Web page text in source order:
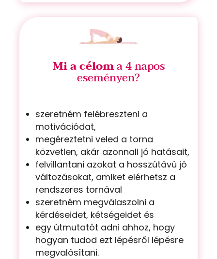
Mi a céloma 4 napos
eseményen?
szeretném felébreszteni a
motivációdat,
megéreztetni veled a torna
közvetlen, akár azonnali jó hatásait,
felvillantani azokat a hosszútávú jó
változásokat, amiket elérhetsz a
rendszeres tornával
szeretném megválaszolni a
kérdéseidet, kétségeidet és
egy útmutatót adni ahhoz, hogy
hogyan tudod ezt lépésről lépésre
megvalósítani.